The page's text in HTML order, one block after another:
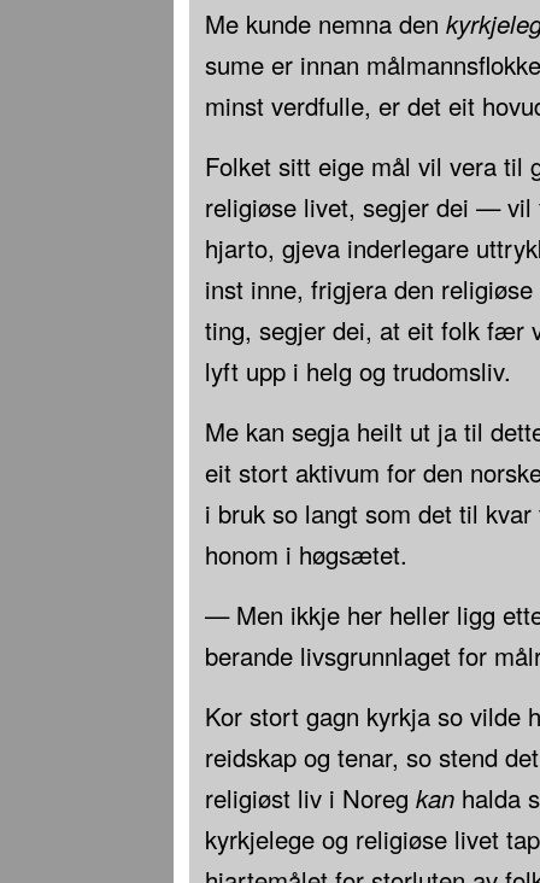
Me kunde nemna den
sume er innan
minst verdfulle, er det eit
Folket sitt eige mål vil vera til
religiøse livet, segjer dei —
hjarto, gjeva inderlegare
inst inne, frigjera den
ting, segjer dei, at eit folk fær
lyft upp i helg og trudomsliv.
Me kan segja heilt ut ja til
eit stort aktivum for den
i bruk so langt som det til
honom i høgsætet.
— Men ikkje her heller ligg
berande livsgrunnlaget for
Kor stort gagn kyrkja so vilde
reidskap og tenar, so stend
religiøst liv i Noreg kanhalda
kyrkjelege og religiøse livet